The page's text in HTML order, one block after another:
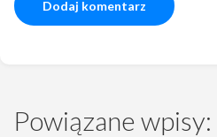
Powiązane wpisy: